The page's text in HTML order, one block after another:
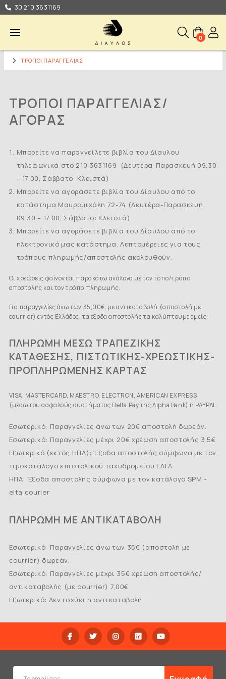
30 210 3631169
0
TΡΟΠΟΙ ΠΑΡΑΓΓΕΛΙΑΣ
ΤΡΟΠΟΙ ΠΑΡΑΓΓΕΛΙΑΣ/
ΑΓΟΡΑΣ
Μπορείτε να παραγγείλετε βιβλία του Δίαυλου
τηλεφωνικά στο 210 3631169 (Δευτέρα-Παρασκευή 09.30
– 17.00, Σάββατο: Kλειστά)
Μπορείτε να αγοράσετε βιβλία του Δίαυλου από το
κατάστημα Μαυρομιχάλη 72-74 (Δευτέρα-Παρασκευή
09.30 – 17.00, Σάββατο: Kλειστά)
Μπορείτε να αγοράσετε βιβλία του Δίαυλου από το
ηλεκτρονικό μας κατάστημα. Λεπτομέρειες για τους
τρόπους πληρωμής/αποστολής ακολουθούν.
Οι χρεώσεις φαίνονται παρακάτω ανάλογα με τον τόπο/τρόπο
αποστολής και τον τρόπο πληρωμής.
Για παραγγελίες άνω των 35,00€, με αντικαταβολή (αποστολή με
courrier) εντός Ελλάδος, τα έξοδα αποστολής τα καλύπτουμε εμείς.
ΠΛΗΡΩΜΗ ΜΕΣΩ ΤΡΑΠΕΖΙΚΗΣ
ΚΑΤΑΘΕΣΗΣ, ΠΙΣΤΩΤΙΚΗΣ-ΧΡΕΩΣΤΙΚΗΣ-
ΠΡΟΠΛΗΡΩΜΕΝΗΣ ΚΑΡΤΑΣ
VISA, MASTERCARD, MAESTRO, ELECTRON, AMERICAN EXPRESS
(μέσω του ασφαλούς συστήματος Delta Pay της Alpha Bank) ή PAYPAL
Εσωτερικό: Παραγγελίες άνω των 20€ αποστολή δωρεάν.
Εσωτερικό: Παραγγελίες μέχρι 20€ χρέωση αποστολής 3,5€.
Eξωτερικό (εκτός ΗΠΑ): Έξοδα αποστολής σύμφωνα με τον
τιμοκατάλογο επιστολικού ταχυδρομείου ΕΛΤΑ
ΗΠΑ: Έξοδα αποστολής σύμφωνα με τον κατάλογο SPM -
elta courier
ΠΛΗΡΩΜΗ ΜΕ ΑΝΤΙΚΑΤΑΒΟΛΗ
Εσωτερικό: Παραγγελίες άνω των 35€ (αποστολή με
courrier) δωρεάν.
Εσωτερικό: Παραγγελίες μέχρι 35€ χρέωση αποστολής/
αντικαταβολής (με courrier) 7,00€
Εξωτερικό: Δεν ισχύει η αντικαταβολή.